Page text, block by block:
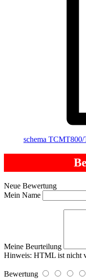
schemа
Neue Bewertung
Mein Name
Meine Beurteilung
Hinweis: HTML ist nicht
Bewertung